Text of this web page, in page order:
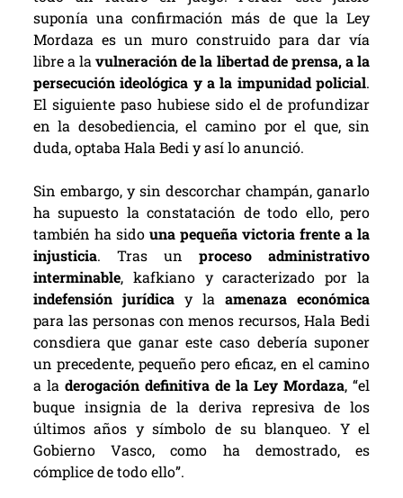
suponía una confirmación más de que la Ley
Mordaza es un muro construido para dar vía
libre a lavulneración de la libertad de prensa, a la
persecución ideológica y a la impunidad policial.
El siguiente paso hubiese sido el de profundizar
en la desobediencia, el camino por el que, sin
duda, optaba Hala Bedi y así lo anunció.
Sin embargo, y sin descorchar champán, ganarlo
ha supuesto la constatación de todo ello, pero
también ha sido una pequeña victoria frente a la
injusticia. Tras unproceso administrativo
interminable, kafkiano y caracterizado por la
indefensión jurídicay laamenaza económica
para las personas con menos recursos, Hala Bedi
consdiera que ganar este caso debería suponer
un precedente, pequeño pero eficaz, en el camino
a la derogación definitiva de la Ley Mordaza, “el
buque insignia de la deriva represiva de los
últimos años y símbolo de su blanqueo. Y el
Gobierno Vasco, como ha demostrado, es
cómplice de todo ello”.